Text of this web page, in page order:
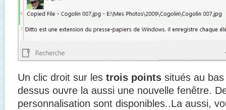
Un clic droit sur les trois points situés au
dessus ouvre la aussi une nouvelle fenêtre.
personnalisation sont disponibles..La aussi,